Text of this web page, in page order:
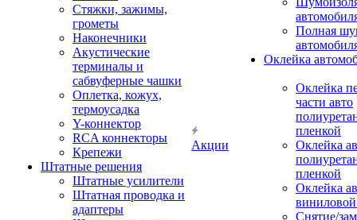
Стяжки, зажимы,
грометы
Наконечники
Акустические
терминалы и
сабвуферные чашки
Оплетка, кожух,
термоусадка
Y-коннектор
RCA коннекторы
Крепежи
Штатные решения
Штатные усилители
Штатная проводка и
адаптеры
Акции
Полная
Оклейка
Оклейка
части авто
пленкой
Оклейка
пленкой
Оклейка
Снятие/